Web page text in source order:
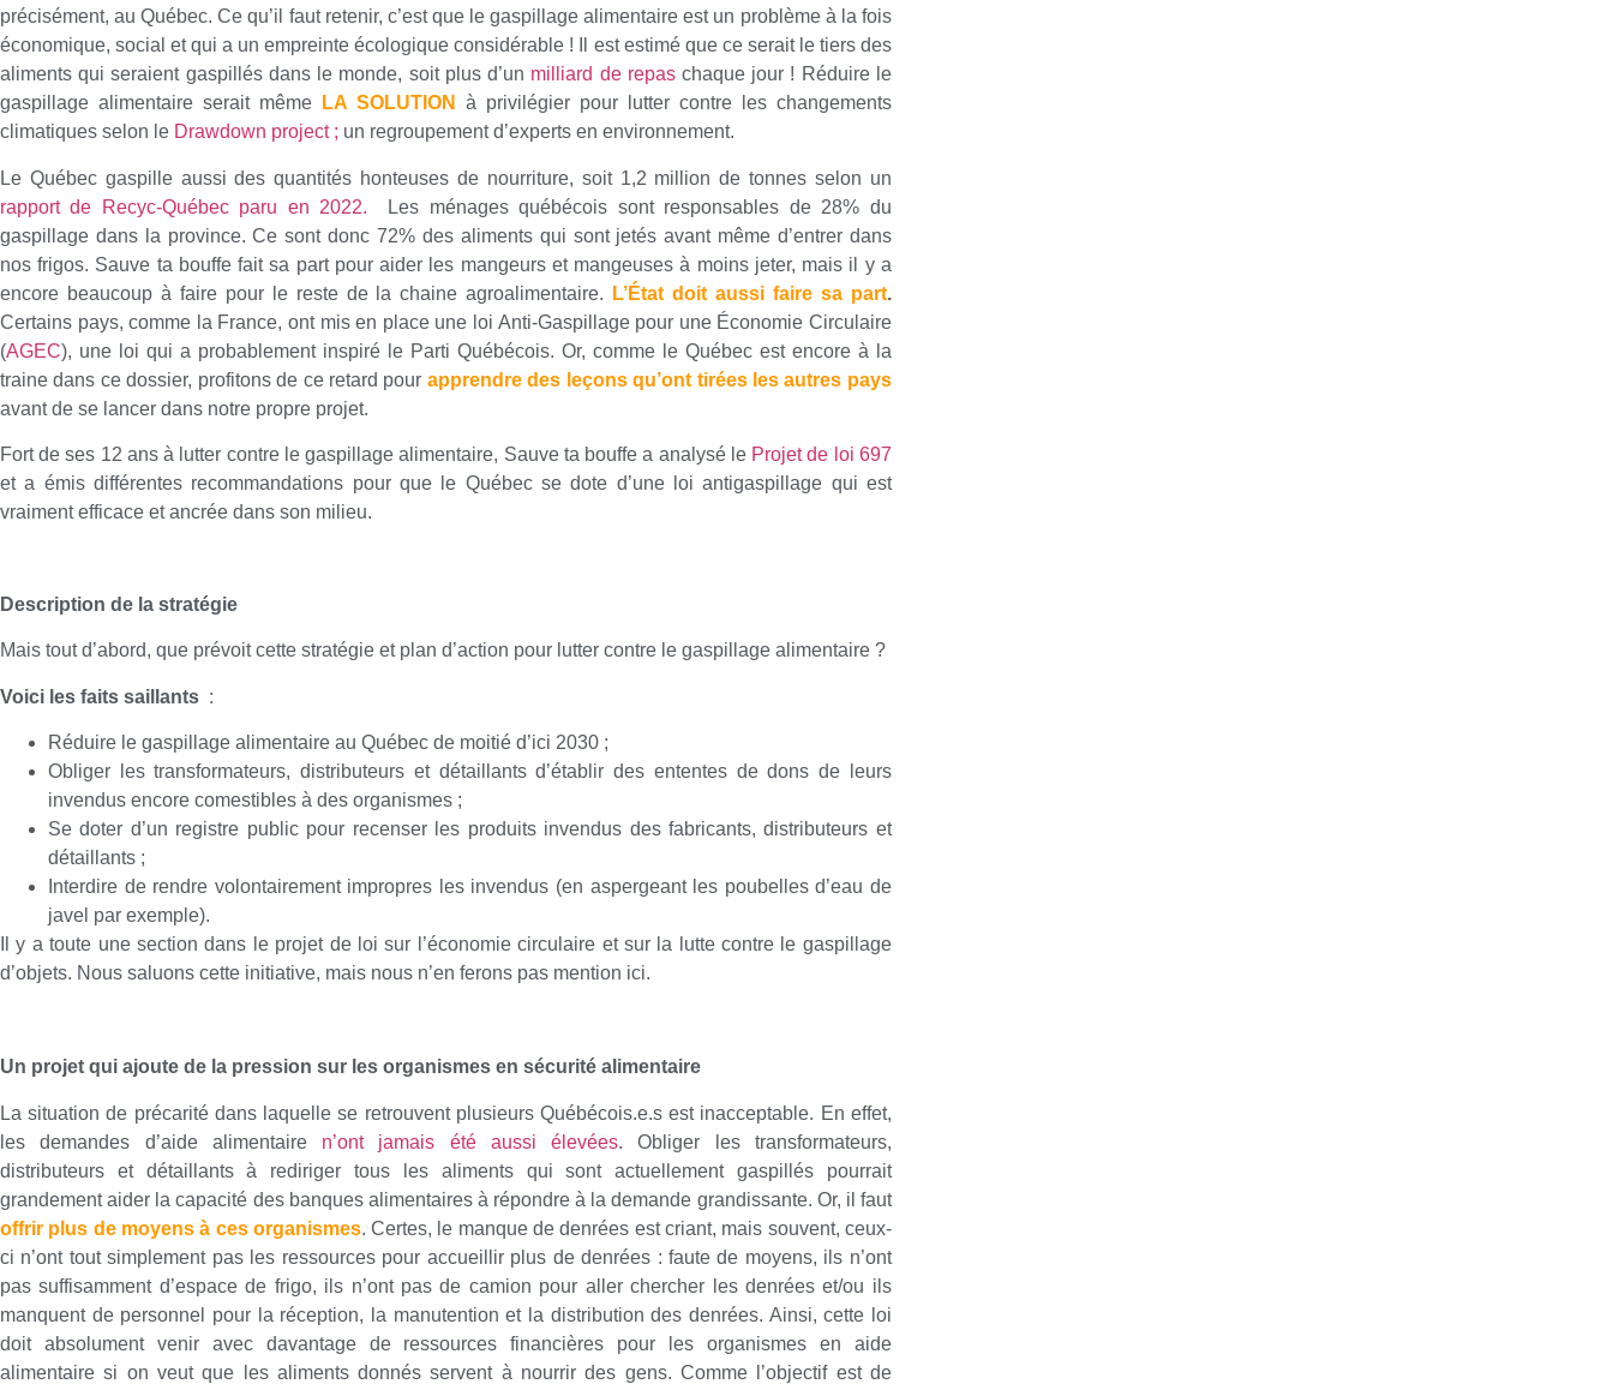
précisément, au Québec. Ce qu’il faut retenir, c’est que le gaspillage alimentaire est un problème à la fois
économique, social et qui a un empreinte écologique considérable ! Il est estimé que ce serait le tiers des
aliments qui seraient gaspillés dans le monde, soit plus d’un milliard de repaschaque jour ! Réduire le
gaspillage alimentaire serait même
LA SOLUTION
à privilégier pour lutter contre les changements
climatiques selon le Drawdown project ; un regroupement d’experts en environnement.
Le Québec gaspille aussi des quantités honteuses de nourriture, soit 1,2 million de tonnes selon un
rapport de Recyc-Québec paru en 2022.
Les ménages québécois sont responsables de 28% du
gaspillage dans la province. Ce sont donc 72% des aliments qui sont jetés avant même d’entrer dans
nos frigos. Sauve ta bouffe fait sa part pour aider les mangeurs et mangeuses à moins jeter, mais il y a
encore beaucoup à faire pour le reste de la chaine agroalimentaire.
L’État doit aussi faire sa part.
Certains pays, comme la France, ont mis en place une loi Anti-Gaspillage pour une Économie Circulaire
(AGEC), une loi qui a probablement inspiré le Parti Québécois. Or, comme le Québec est encore à la
traine dans ce dossier, profitons de ce retard pour apprendre des leçons qu’ont tirées les autres pays
avant de se lancer dans notre propre projet.
Fort de ses 12 ans à lutter contre le gaspillage alimentaire, Sauve ta bouffe a analysé le Projet de loi 697
et a émis différentes recommandations pour que le Québec se dote d’une loi antigaspillage qui est
vraiment efficace et ancrée dans son milieu.
Description de la stratégie
Mais tout d’abord, que prévoit cette stratégie et plan d’action pour lutter contre le gaspillage alimentaire ?
Voici les faits saillants :
Réduire le gaspillage alimentaire au Québec de moitié d’ici 2030 ;
Obliger les transformateurs, distributeurs et détaillants d’établir des ententes de dons de leurs
invendus encore comestibles à des organismes ;
Se doter d’un registre public pour recenser les produits invendus des fabricants, distributeurs et
détaillants ;
Interdire de rendre volontairement impropres les invendus (en aspergeant les poubelles d’eau de
javel par exemple).
Il y a toute une section dans le projet de loi sur l’économie circulaire et sur la lutte contre le gaspillage
d’objets. Nous saluons cette initiative, mais nous n’en ferons pas mention ici.
Un projet qui ajoute de la pression sur les organismes en sécurité alimentaire
La situation de précarité dans laquelle se retrouvent plusieurs Québécois.e.s est inacceptable. En effet,
les demandes d’aide alimentaire n’ont jamais été aussi élevées. Obliger les transformateurs,
distributeurs et détaillants à rediriger tous les aliments qui sont actuellement gaspillés pourrait
grandement aider la capacité des banques alimentaires à répondre à la demande grandissante. Or, il faut
offrir plus de moyens à ces organismes. Certes, le manque de denrées est criant, mais souvent, ceux-
ci n’ont tout simplement pas les ressources pour accueillir plus de denrées : faute de moyens, ils n’ont
pas suffisamment d’espace de frigo, ils n’ont pas de camion pour aller chercher les denrées et/ou ils
manquent de personnel pour la réception, la manutention et la distribution des denrées. Ainsi, cette loi
doit absolument venir avec davantage de ressources financières pour les organismes en aide
alimentaire si on veut que les aliments donnés servent à nourrir des gens. Comme l’objectif est de